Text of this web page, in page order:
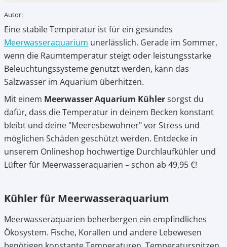
1.
2. Meerwasseraquarium-Kühlung bei Petonus
kaufen
Autor:
Eine stabile Temperatur ist für ein gesundes
Meerwasseraquarium unerlässlich. Gerade im Sommer,
wenn die Raumtemperatur steigt oder leistungsstarke
Beleuchtungssysteme genutzt werden, kann das
Salzwasser im Aquarium überhitzen.
Mit einem Meerwasser Aquarium Kühlersorgst du
dafür, dass die Temperatur in deinem Becken konstant
bleibt und deine "Meeresbewohner" vor Stress und
möglichen Schäden geschützt werden. Entdecke in
unserem Onlineshop hochwertige Durchlaufkühler und
Lüfter für Meerwasseraquarien – schon ab 49,95 €!
Kühler für Meerwasseraquarium
Meerwasseraquarien beherbergen ein empfindliches
Ökosystem. Fische, Korallen und andere Lebewesen